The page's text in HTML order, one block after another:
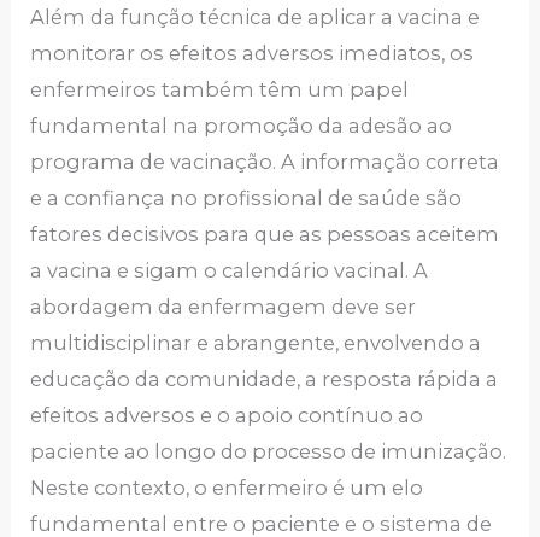
Além da função técnica de aplicar a vacina e
monitorar os efeitos adversos imediatos, os
enfermeiros também têm um papel
fundamental na promoção da adesão ao
programa de vacinação. A informação correta
e a confiança no profissional de saúde são
fatores decisivos para que as pessoas aceitem
a vacina e sigam o calendário vacinal. A
abordagem da enfermagem deve ser
multidisciplinar e abrangente, envolvendo a
educação da comunidade, a resposta rápida a
efeitos adversos e o apoio contínuo ao
paciente ao longo do processo de imunização.
Neste contexto, o enfermeiro é um elo
fundamental entre o paciente e o sistema de